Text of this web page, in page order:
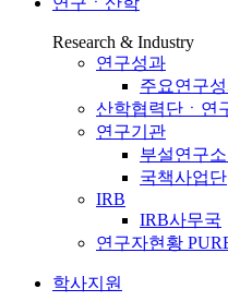
Research & Industry
연구성과
주요연구
산학협력단ㆍ연
연구기관
부설연구
국책사업단
IRB
IRB사무국
연구자현황
학사지원